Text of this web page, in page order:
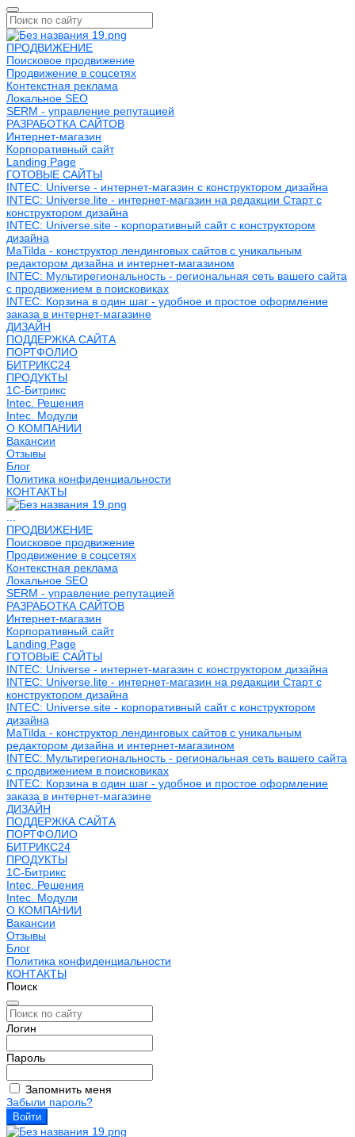
ПРОДВИЖЕНИЕ
Поисковое продвижение
Продвижение в соцсетях
Контекстная реклама
Локальное SEO
SERM - управление репутацией
РАЗРАБОТКА САЙТОВ
Интернет-магазин
Корпоративный сайт
Landing Page
ГОТОВЫЕ САЙТЫ
INTEC: Universe - интернет-магазин с конструктором дизайна
INTEC: Universe.lite - интернет-магазин на редакции Старт с
конструктором дизайна
INTEC: Universe.site - корпоративный сайт с конструктором
дизайна
MaTilda - конструктор лендинговых сайтов с уникальным
редактором дизайна и интернет-магазином
INTEC: Мультирегиональность - региональная сеть вашего сайта
с продвижением в поисковиках
INTEC: Корзина в один шаг - удобное и простое оформление
заказа в интернет-магазине
ДИЗАЙН
ПОДДЕРЖКА САЙТА
ПОРТФОЛИО
БИТРИКС24
ПРОДУКТЫ
1С-Битрикс
Intec. Решения
Intec. Модули
О КОМПАНИИ
Вакансии
Отзывы
Блог
Политика конфиденциальности
КОНТАКТЫ
ПРОДВИЖЕНИЕ
Поисковое продвижение
Продвижение в соцсетях
Контекстная реклама
Локальное SEO
SERM - управление репутацией
РАЗРАБОТКА САЙТОВ
Интернет-магазин
Корпоративный сайт
Landing Page
ГОТОВЫЕ САЙТЫ
INTEC: Universe - интернет-магазин с конструктором дизайна
INTEC: Universe.lite - интернет-магазин на редакции Старт с
конструктором дизайна
INTEC: Universe.site - корпоративный сайт с конструктором
дизайна
MaTilda - конструктор лендинговых сайтов с уникальным
редактором дизайна и интернет-магазином
INTEC: Мультирегиональность - региональная сеть вашего сайта
с продвижением в поисковиках
INTEC: Корзина в один шаг - удобное и простое оформление
заказа в интернет-магазине
ДИЗАЙН
ПОДДЕРЖКА САЙТА
ПОРТФОЛИО
БИТРИКС24
ПРОДУКТЫ
1С-Битрикс
Intec. Решения
Intec. Модули
О КОМПАНИИ
Вакансии
Отзывы
Блог
Политика конфиденциальности
КОНТАКТЫ
Поиск
Логин
Пароль
Запомнить меня
Забыли пароль?